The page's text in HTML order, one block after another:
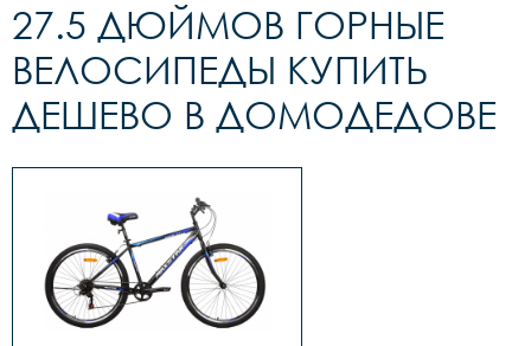
27.5 ДЮЙМОВ ГОРНЫЕ
ВЕЛОСИПЕДЫ КУПИТЬ
ДЕШЕВО В ДОМОДЕДОВЕ